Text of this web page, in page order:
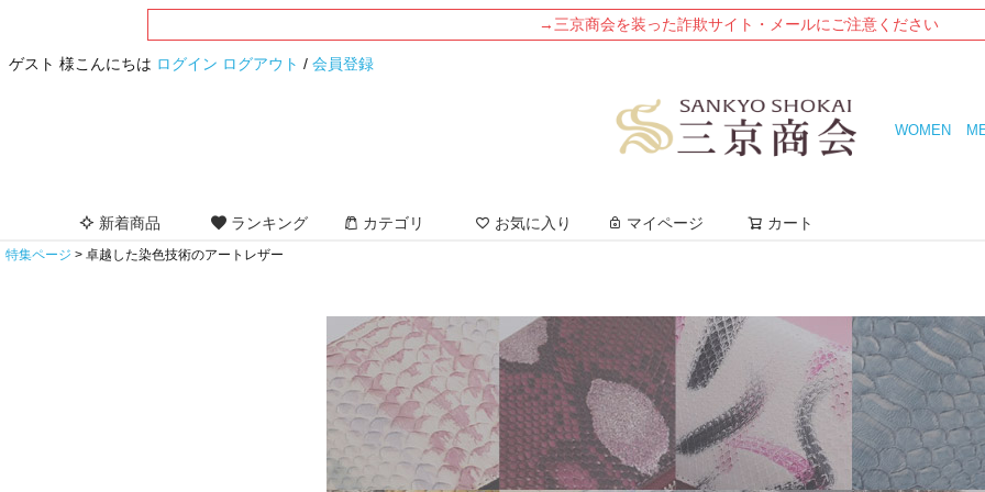
→三京商会を装った詐欺サイト・メールにご注意ください
ゲスト 様こんにちは ログイン ログアウト / 会員登録
WOMEN
新着商品 ランキング カテゴリ お気に入り マイページ カート
特集ページ 卓越した染色技術のアートレザー